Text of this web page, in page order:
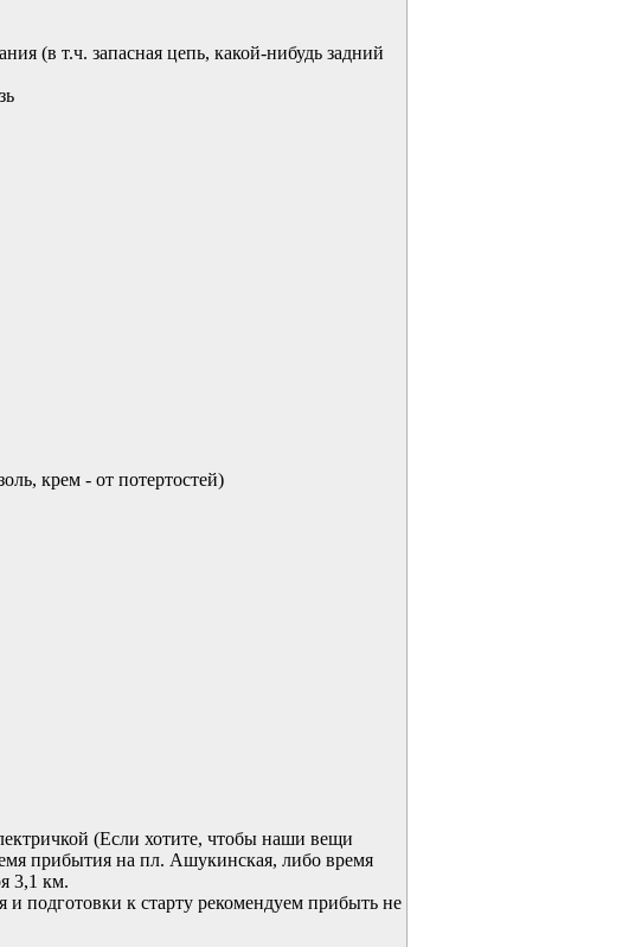
(в т.ч. запасная цепь, какой-нибудь задний
крем - от потертостей)
(Если хотите, чтобы наши вещи
прибытия на пл. Ашукинская, либо время
3,1 км.
и подготовки к старту рекомендуем прибыть не